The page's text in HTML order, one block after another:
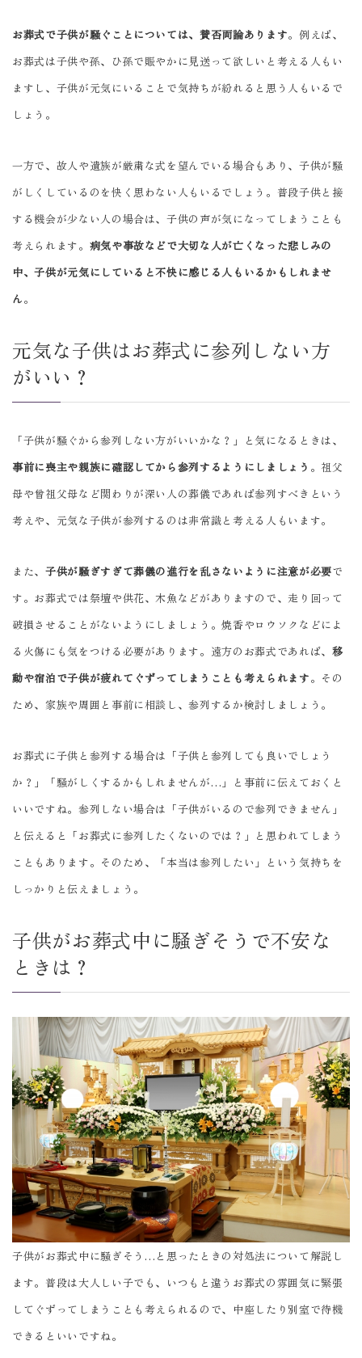
お葬式で子供が騒ぐことについては、賛否両論あります。例えば、
お葬式は子供や孫、ひ孫で賑やかに見送って欲しいと考える人もい
ますし、子供が元気にいることで気持ちが紛れると思う人もいるで
しょう。
一方で、故人や遺族が厳粛な式を望んでいる場合もあり、子供が騒
がしくしているのを快く思わない人もいるでしょう。普段子供と接
する機会が少ない人の場合は、子供の声が気になってしまうことも
考えられます。 病気や事故などで大切な人が亡くなった悲しみの
中、子供が元気にしていると不快に感じる人もいるかもしれませ
ん。
元気な子供はお葬式に参列しない方
がいい？
「子供が騒ぐから参列しない方がいいかな？」と気になるときは、
事前に喪主や親族に確認してから参列するようにしましょう 。祖父
母や曾祖父母など関わりが深い人の葬儀であれば参列すべきという
考えや、元気な子供が参列するのは非常識と考える人もいます。
また、 子供が騒ぎすぎて葬儀の進行を乱さないように注意が必要で
す。お葬式では祭壇や供花、木魚などがありますので、走り回って
破損させることがないようにしましょう。焼香やロウソクなどによ
る火傷にも気をつける必要があります。遠方のお葬式であれば、 移
動や宿泊で子供が疲れてぐずってしまうことも考えられます。その
ため、家族や周囲と事前に相談し、参列するか検討しましょう。
お葬式に子供と参列する場合は「子供と参列しても良いでしょう
か？」「騒がしくするかもしれませんが…」と事前に伝えておくと
いいですね。参列しない場合は「子供がいるので参列できません」
と伝えると「お葬式に参列したくないのでは？」と思われてしまう
こともあります。そのため、「本当は参列したい」という気持ちを
しっかりと伝えましょう。
子供がお葬式中に騒ぎそうで不安な
ときは？
子供がお葬式中に騒ぎそう…と思ったときの対処法について解説し
ます。普段は大人しい子でも、いつもと違うお葬式の雰囲気に緊張
してぐずってしまうことも考えられるので、中座したり別室で待機
できるといいですね。